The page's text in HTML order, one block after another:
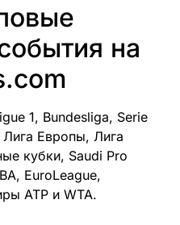
на
1, Bundesliga, Serie
Европы, Лига
кубки, Saudi Pro
EuroLeague,
ATP и WTA.